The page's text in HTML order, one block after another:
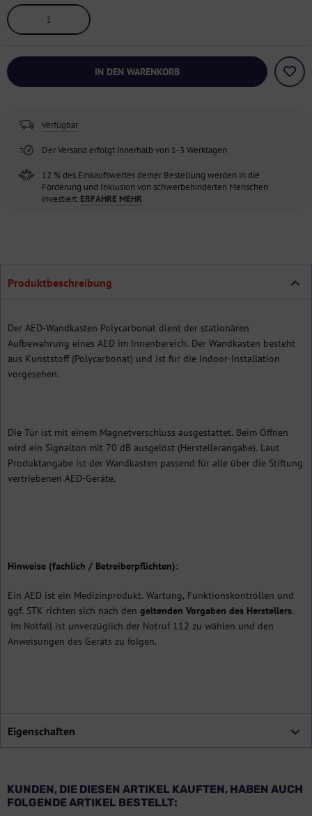
IN DEN WARENKORB
Verfügbar
Der Versand erfolgt innerhalb von 1-3 Werktagen
12 % des Einkaufswertes deiner Bestellung werden in die
Förderung und Inklusion von schwerbehinderten Menschen
investiert. ERFAHRE MEHR
Produktbeschreibung
Der AED-Wandkasten Polycarbonat dient der stationären
Aufbewahrung eines AED im Innenbereich. Der Wandkasten besteht
aus Kunststoff (Polycarbonat) und ist für die Indoor-Installation
vorgesehen.
Die Tür ist mit einem Magnetverschluss ausgestattet. Beim Öffnen
wird ein Signalton mit 70 dB ausgelöst (Herstellerangabe). Laut
Produktangabe ist der Wandkasten passend für alle über die Stiftung
vertriebenen AED-Geräte.
Hinweise (fachlich / Betreiberpflichten):
Ein AED ist ein Medizinprodukt. Wartung, Funktionskontrollen und
ggf. STK richten sich nach den geltenden Vorgaben des Herstellers.
Im Notfall ist unverzüglich der Notruf 112 zu wählen und den
Anweisungen des Geräts zu folgen.
Eigenschaften
KUNDEN, DIE DIESEN ARTIKEL KAUFTEN, HABEN AUCH
FOLGENDE ARTIKEL BESTELLT: